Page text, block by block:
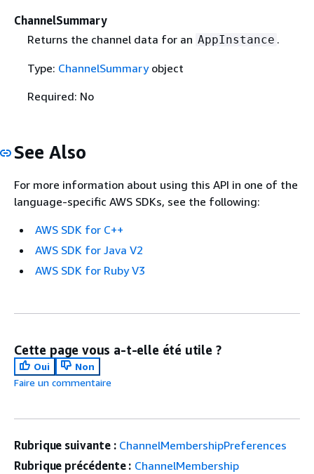
ChannelSummary
Returns the channel data for an AppInstance .
Type: ChannelSummaryobject
Required: No
See Also
For more information about using this API in one of the
language-specific AWS SDKs, see the following:
AWS SDK for C++
AWS SDK for Java V2
AWS SDK for Ruby V3
Cette page vous a-t-elle été utile ?
Oui
Non
Faire un commentaire
Rubrique suivante : ChannelMembershipPreferences
Rubrique précédente : ChannelMembership